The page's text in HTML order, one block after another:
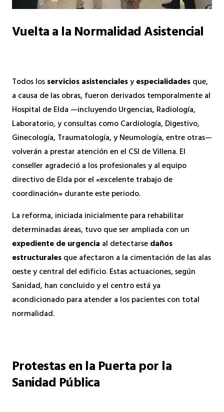
Vuelta a la Normalidad Asistencial
Todos losservicios asistencialesyespecialidadesque,
a causa de las obras, fueron derivados temporalmente al
Hospital de Elda —incluyendo Urgencias, Radiología,
Laboratorio, y consultas como Cardiología, Digestivo,
Ginecología, Traumatología, y Neumología, entre otras—
volverán a prestar atención en el CSI de Villena. El
conseller agradeció a los profesionales y al equipo
directivo de Elda por el «excelente trabajo de
coordinación» durante este periodo.
La reforma, iniciada inicialmente para rehabilitar
determinadas áreas, tuvo que ser ampliada con un
expediente de urgencia al detectarsedaños
estructuralesque afectaron a la cimentación de las alas
oeste y central del edificio. Estas actuaciones, según
Sanidad, han concluido y el centro está ya
acondicionado para atender a los pacientes con total
normalidad.
Protestas en la Puerta por la
Sanidad Pública